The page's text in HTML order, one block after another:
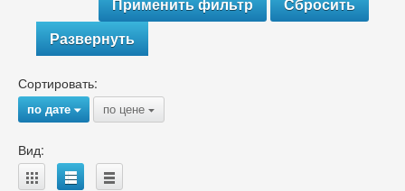
Развернуть
Сортировать:
по дате{ по цене {
Вид:
A B C